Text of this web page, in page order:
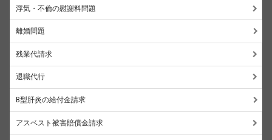
浮気・不倫の慰謝料問題
離婚問題
残業代請求
退職代行
B型肝炎の給付金請求
アスベスト被害賠償金請求